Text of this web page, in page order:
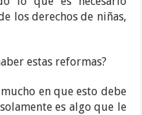
los derechos de niñas,
estas reformas?
en que esto debe
es algo que le